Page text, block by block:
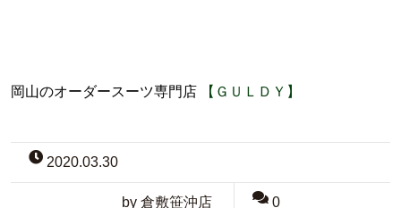
岡山のオーダースーツ専門店 【ＧＵＬＤＹ】
2020.03.30
by 倉敷笹沖店 0